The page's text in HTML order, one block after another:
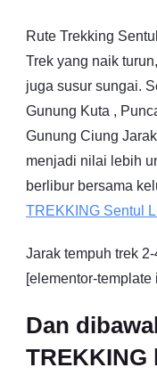
Rute Trekking
Trek yang naik
juga susur sungai.
Gunung Kuta ,
Gunung Ciung
menjadi nilai lebih
berlibur bersama
TREKKING Sentul
Jarak tempuh trek
[elementor-template
Dan
TREKKING